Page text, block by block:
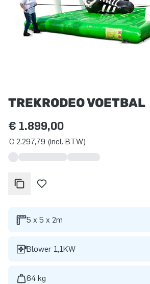
TREKRODEO VOETBAL
€ 1.899,00
€ 2.297,79 (incl. BTW)
5 x 5 x 2m
Blower 1,1KW
64 kg